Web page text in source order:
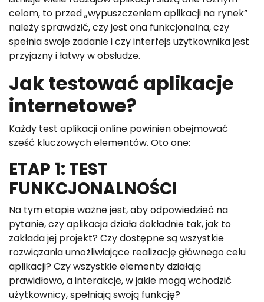
celom, to przed „wypuszczeniem aplikacji na rynek”
należy sprawdzić, czy jest ona funkcjonalna, czy
spełnia swoje zadanie i czy interfejs użytkownika jest
przyjazny i łatwy w obsłudze.
Jak testować aplikacje
internetowe?
Każdy test aplikacji online powinien obejmować
sześć kluczowych elementów. Oto one:
ETAP 1: TEST
FUNKCJONALNOŚCI
Na tym etapie ważne jest, aby odpowiedzieć na
pytanie, czy aplikacja działa dokładnie tak, jak to
zakłada jej projekt? Czy dostępne są wszystkie
rozwiązania umożliwiające realizację głównego celu
aplikacji? Czy wszystkie elementy działają
prawidłowo, a interakcje, w jakie mogą wchodzić
użytkownicy, spełniają swoją funkcję?